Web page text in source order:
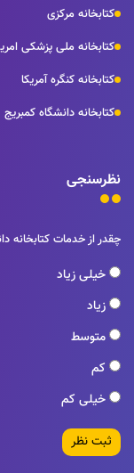
کتابخانه مرکزی
کتابخانه ملی پزشکی
کتابخانه کنگره آمریکا
کتابخانه دانشگاه کمبریج
نظرسنجی
چقدر از خدمات کتابخانه
خیلی زیاد
زیاد
متوسط
کم
خیلی کم
ثبت نظر